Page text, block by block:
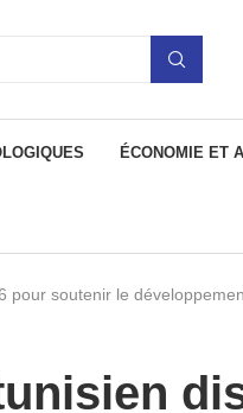
ÉCONOMIE ET
pour soutenir le